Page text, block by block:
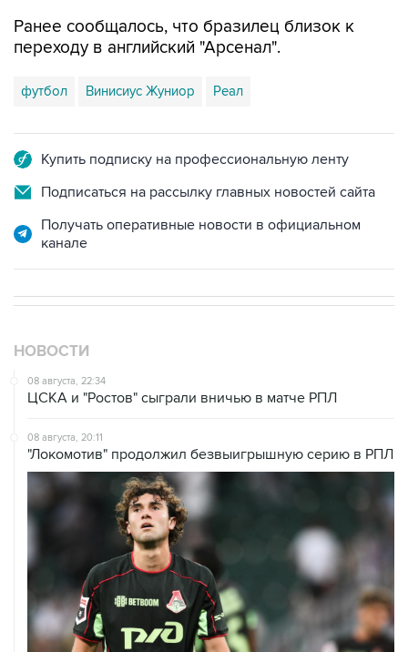
Ранее сообщалось, что бразилец близок к
переходу в английский "Арсенал".
футбол Винисиус Жуниор Реал
Купить подписку на профессиональную ленту
Подписаться на рассылку главных новостей сайта
Получать оперативные новости в официальном
канале
НОВОСТИ
08 августа, 22:34
ЦСКА и "Ростов" сыграли вничью в матче РПЛ
08 августа, 20:11
"Локомотив" продолжил безвыигрышную серию в РПЛ